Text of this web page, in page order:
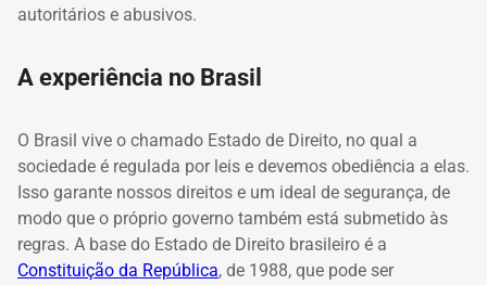
autoritários e abusivos.
A experiência no Brasil
O Brasil vive o chamado Estado de Direito, no qual a
sociedade é regulada por leis e devemos obediência a elas.
Isso garante nossos direitos e um ideal de segurança, de
modo que o próprio governo também está submetido às
regras. A base do Estado de Direito brasileiro é a
Constituição da República, de 1988, que pode ser